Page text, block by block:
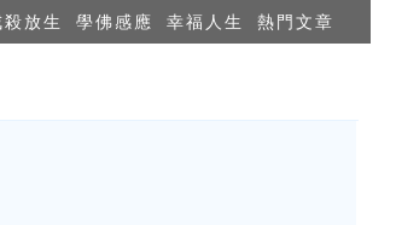
殺放生 學佛感應 幸福人生 熱門文章